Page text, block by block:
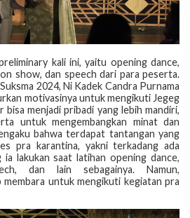
kali ini, yaitu opening dance,
show, dan speech dari para peserta.
2024, Ni Kadek Candra Purnama
motivasinya untuk mengikuti Jegeg
bisa menjadi pribadi yang lebih mandiri,
untuk mengembangkan minat dan
bahwa terdapat tantangan yang
pra karantina, yakni terkadang ada
ia lakukan saat latihan opening dance,
dan lain sebagainya. Namun,
untuk mengikuti kegiatan pra